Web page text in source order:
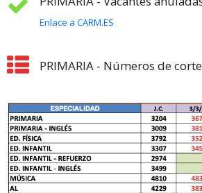
Enlace a CARM.ES
PRIMARIA - Números de